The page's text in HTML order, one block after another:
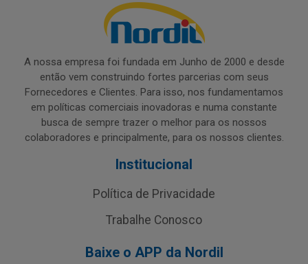
A nossa empresa foi fundada em Junho de 2000 e desde
então vem construindo fortes parcerias com seus
Fornecedores e Clientes. Para isso, nos fundamentamos
em políticas comerciais inovadoras e numa constante
busca de sempre trazer o melhor para os nossos
colaboradores e principalmente, para os nossos clientes.
Institucional
Política de Privacidade
Trabalhe Conosco
Baixe o APP da Nordil